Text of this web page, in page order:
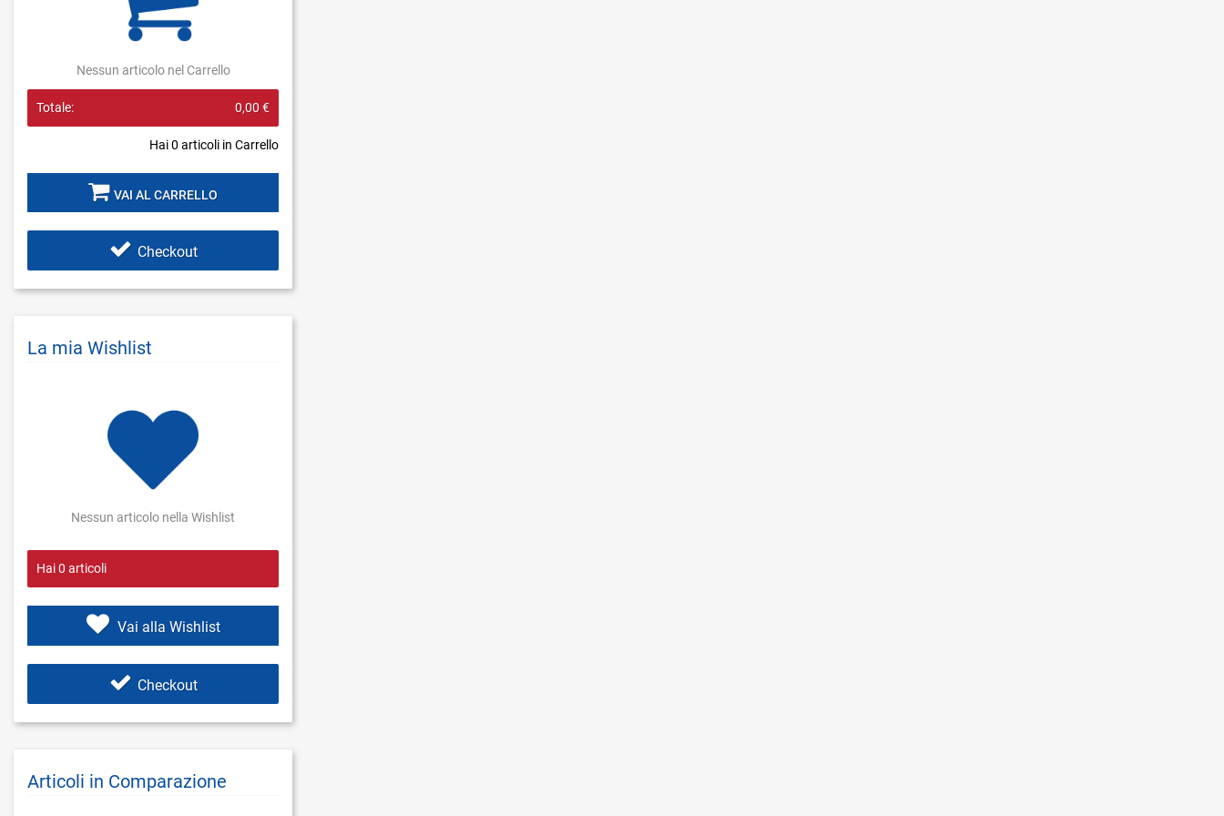
Nessun articolo nel Carrello
Hai0 articoli in Carrello
Totale: 0,00 €
VAI AL CARRELLO
Checkout
La mia Wishlist
Nessun articolo nella Wishlist
Hai0 articoli
Vai alla Wishlist
Checkout
Articoli in Comparazione